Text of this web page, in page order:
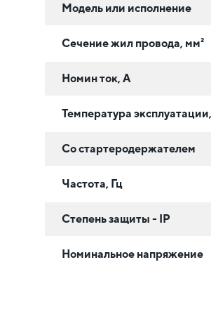
Модель или исполнение
Сечение жил провода, мм²
Номин ток, А
Температура
Со стартеродержателем
Частота, Гц
Степень защиты - IP
Номинальное напряжение